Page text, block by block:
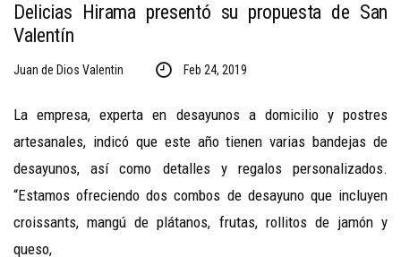
Delicias Hirama presentó su propuesta de San
Valentín
Juan de Dios Valentin Feb 24, 2019
La empresa, experta en desayunos a domicilio y postres
artesanales, indicó que este año tienen varias bandejas de
desayunos, así como detalles y regalos personalizados.
“Estamos ofreciendo dos combos de desayuno que incluyen
croissants, mangú de plátanos, frutas, rollitos de jamón y
queso,